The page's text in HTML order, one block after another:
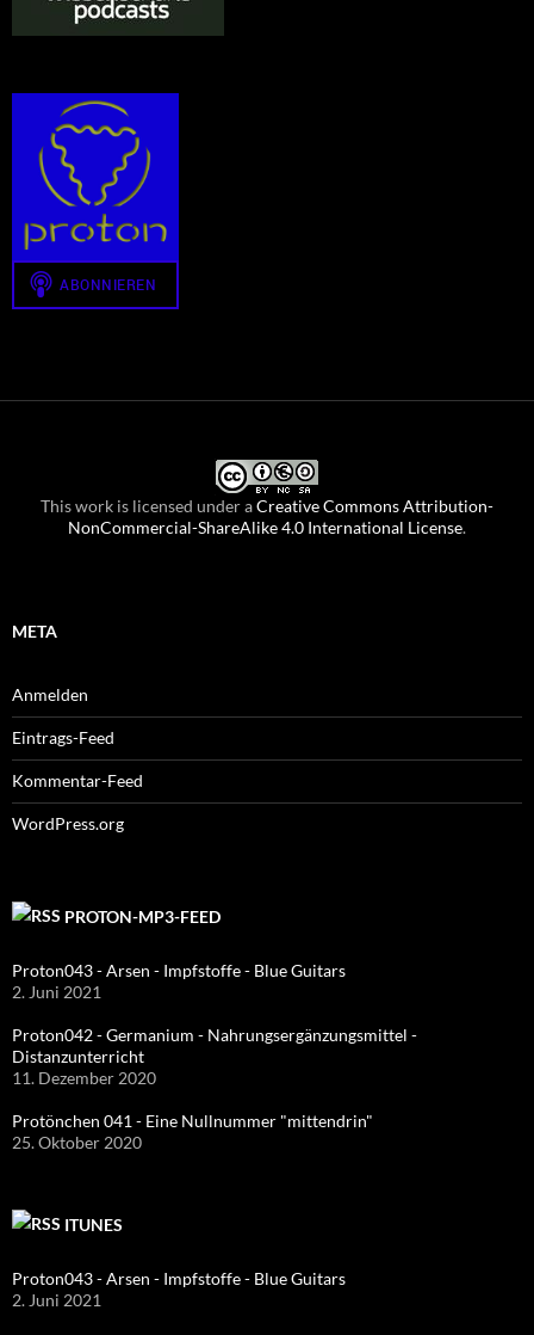
This work is licensed under aCreative Commons Attribution-
NonCommercial-ShareAlike 4.0 International License.
META
Anmelden
Eintrags-Feed
Kommentar-Feed
WordPress.org
PROTON-MP3-FEED
Proton043 - Arsen - Impfstoffe - Blue Guitars
2. Juni 2021
Proton042 - Germanium - Nahrungsergänzungsmittel -
Distanzunterricht
11. Dezember 2020
Protönchen 041 - Eine Nullnummer "mittendrin"
25. Oktober 2020
ITUNES
Proton043 - Arsen - Impfstoffe - Blue Guitars
2. Juni 2021